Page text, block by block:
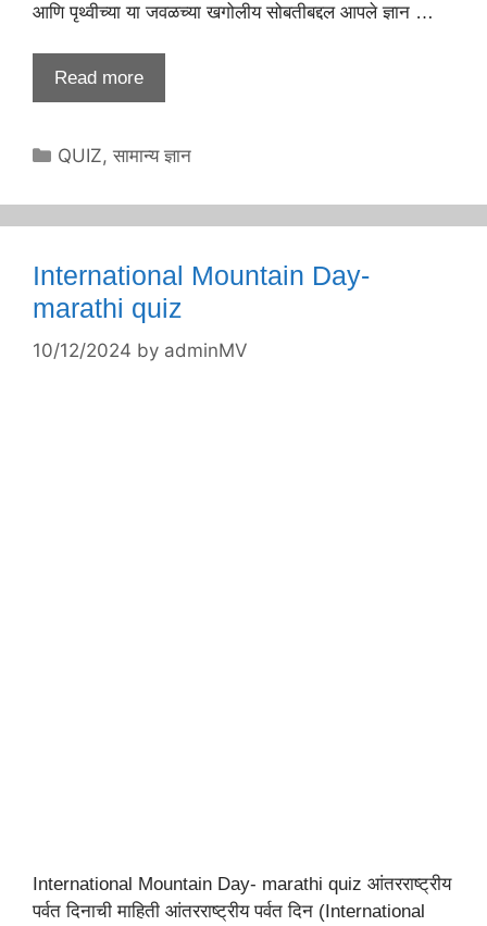
आणि पृथ्वीच्या या जवळच्या खगोलीय सोबतीबद्दल आपले ज्ञान …
Read more
Categories
QUIZ,सामान्य ज्ञान
International Mountain Day-
marathi quiz
10/12/2024 by adminMV
International Mountain Day- marathi quiz आंतरराष्ट्रीय
पर्वत दिनाची माहिती आंतरराष्ट्रीय पर्वत दिन (International